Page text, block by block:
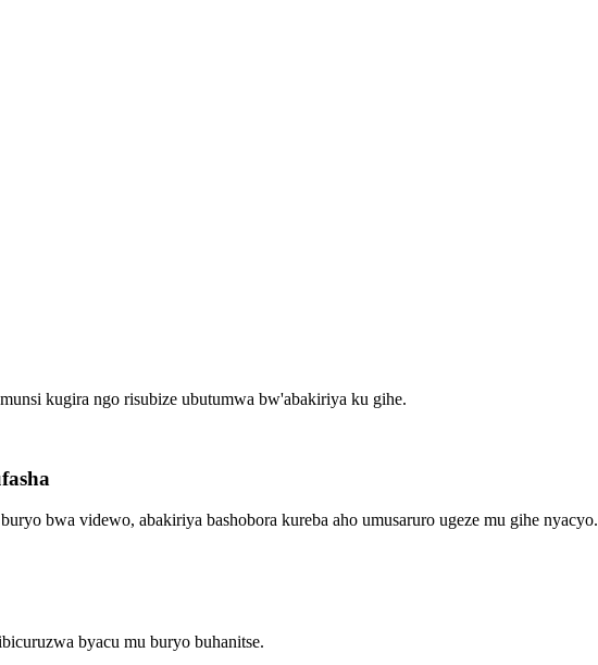
kugira ngo risubize ubutumwa bw'abakiriya ku gihe.
bwa videwo, abakiriya bashobora kureba aho umusaruro ugeze mu gihe nyacyo.
byacu mu buryo buhanitse.